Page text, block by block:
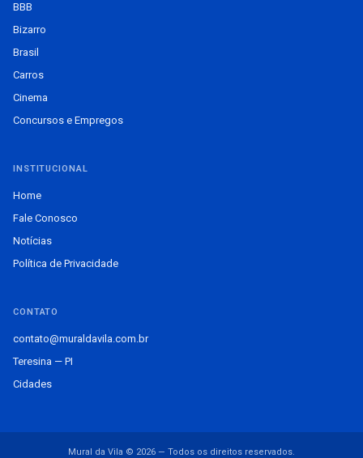
BBB
Bizarro
Brasil
Carros
Cinema
Concursos e Empregos
INSTITUCIONAL
Home
Fale Conosco
Notícias
Política de Privacidade
CONTATO
contato@muraldavila.com.br
Teresina — PI
Cidades
Mural da Vila © 2026 — Todos os direitos reservados.